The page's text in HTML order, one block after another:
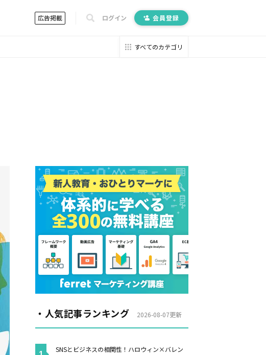
広告掲載 ログイン 会員登録
すべてのカテゴリ
・人気記事ランキング 2026-08-07更新
SNSとビジネスの相関性！ハロウィン×バレン